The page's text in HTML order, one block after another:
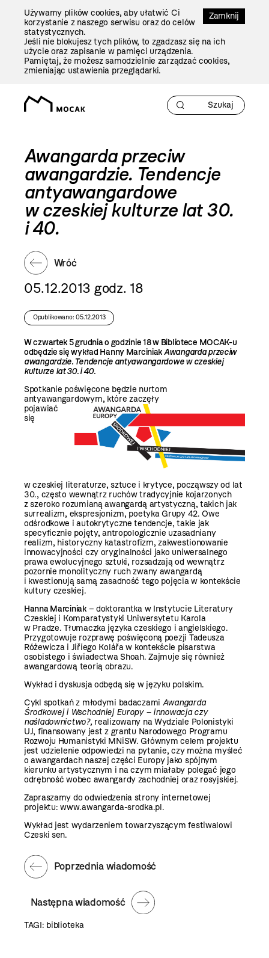
Zamknij
Używamy plików cookies, aby ułatwić Ci
korzystanie z naszego serwisu oraz do celów
statystycznych.
Jeśli nie blokujesz tych plików, to zgadzasz się na ich
użycie oraz zapisanie w pamięci urządzenia.
Pamiętaj, że możesz samodzielnie zarządzać cookies,
zmieniając ustawienia przeglądarki.
Awangarda przeciw
awangardzie. Tendencje
antyawangardowe
w czeskiej kulturze lat 30.
i 40.
Wróć
05.12.2013 godz. 18
Opublikowano: 05.12.2013
W czwartek 5 grudnia o godzinie 18 w Bibliotece MOCAK-u
odbędzie się wykład Hanny MarciniakAwangarda przeciw
awangardzie. Tendencje antyawangardowe w czeskiej
kulturze lat 30. i 40.
Spotkanie poświęcone będzie nurtom
antyawangardowym, które zaczęły
pojawiać
się
w czeskiej literaturze, sztuce i krytyce, począwszy od lat
30., często wewnątrz ruchów tradycyjnie kojarzonych
z szeroko rozumianą awangardą artystyczną, takich jak
surrealizm, ekspresjonizm, poetyka Grupy 42. Owe
odśrodkowe i autokrytyczne tendencje, takie jak
specyficznie pojęty, antropologicznie uzasadniany
realizm, historyczny katastrofizm, zakwestionowanie
innowacyjności czy oryginalności jako uniwersalnego
prawa ewolucyjnego sztuki, rozsadzają od wewnątrz
pozornie monolityczny ruch zwany awangardą
i kwestionują samą zasadność tego pojęcia w kontekście
kultury czeskiej.
Hanna Marciniak– doktorantka w Instytucie Literatury
Czeskiej i Komparatystyki Uniwersytetu Karola
w Pradze. Tłumaczka języka czeskiego i angielskiego.
Przygotowuje rozprawę poświęconą poezji Tadeusza
Różewicza i Jiříego Kolářa w kontekście pisarstwa
osobistego i świadectwa Shoah. Zajmuje się również
awangardową teorią obrazu.
Wykład i dyskusja odbędą się w języku polskim.
Cykl spotkań z młodymi badaczami Awangarda
Środkowej i Wschodniej Europy – innowacja czy
naśladownictwo?, realizowany na Wydziale Polonistyki
UJ, finansowany jest z grantu Narodowego Programu
Rozwoju Humanistyki MNiSW. Głównym celem projektu
jest udzielenie odpowiedzi na pytanie, czy można myśleć
o awangardach naszej części Europy jako spójnym
kierunku artystycznym i na czym miałaby polegać jego
odrębność wobec awangardy zachodniej oraz rosyjskiej.
Zapraszamy do odwiedzenia strony internetowej
projektu: www.awangarda-srodka.pl.
Wykład jest wydarzeniem towarzyszącym festiwalowi
Czeski sen.
Następna wiadomość
Poprzednia wiadomość
TAGI: biblioteka